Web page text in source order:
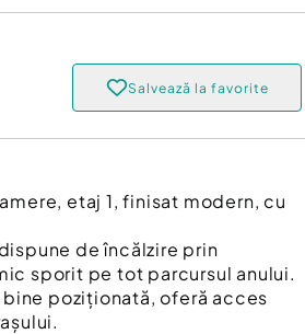
Salvează la favorite
etaj 1, finisat modern, cu
de încălzire prin
sporit pe tot parcursul anului.
poziționată, oferă acces